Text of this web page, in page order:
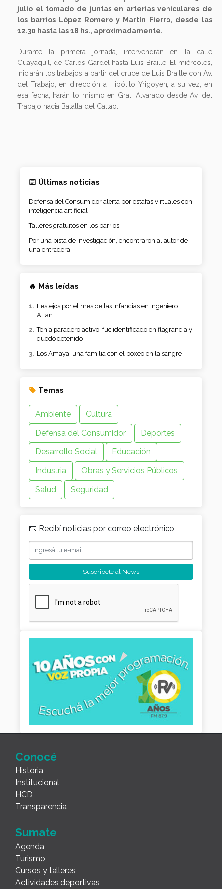
julio el tomado de juntas en arterias vehiculares de
los barrios López Romero y Martín Fierro, desde las
12.30 hasta las 18 hs., aproximadamente.
Durante la primera jornada, intervendrán en la calle
Guayaquil, de Carlos Gardel hasta Luis Braille. El miércoles,
iniciarán los trabajos a partir del cruce de Luis Braille con Av.
del Trabajo, en dirección a Hipólito Yrigoyen; a su vez, en
esa fecha, harán lo mismo en Gral. Alvarado desde Av. del
Trabajo hacia Batalla del Callao.
Últimas noticias
Defensa del Consumidor alerta por estafas virtuales con
inteligencia artificial
Talleres gratuitos en los barrios
Por una pista de investigación, encontraron al autor de
una entradera
🔥 Más leídas
Festejos por el mes de las infancias en Ingeniero
Allan
Tenía paradero activo, fue identificado en flagrancia y
quedó detenido
Los Amaya, una familia con el boxeo en la sangre
Temas
Ambiente
Cultura
Defensa del Consumidor
Deportes
Desarrollo Social
Educación
Industria
Obras y Servicios Públicos
Salud
Seguridad
📧 Recibí noticias por correo electrónico
Conocé
Historia
Institucional
HCD
Transparencia
Sumate
Agenda
Turismo
Cursos y talleres
Actividades deportivas